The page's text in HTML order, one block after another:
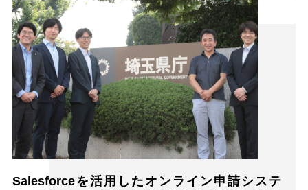
Salesforceを活用したオンライン申請システ